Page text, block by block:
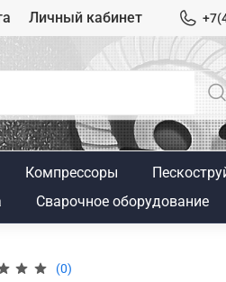
Личный кабинет
Компрессоры
Сварочное оборудование
(0)